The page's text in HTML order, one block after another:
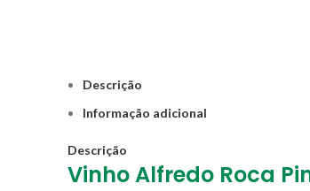
Descrição
Informação adicional
Descrição
Vinho Alfredo Roca